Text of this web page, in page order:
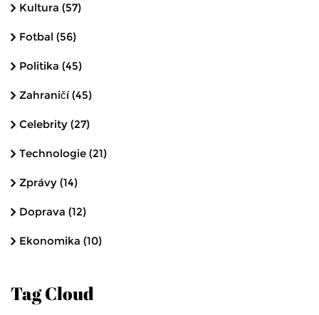
Kultura (57)
Fotbal (56)
Politika (45)
Zahraničí(45)
Celebrity (27)
Technologie (21)
Zprávy (14)
Doprava (12)
Ekonomika (10)
Tag Cloud